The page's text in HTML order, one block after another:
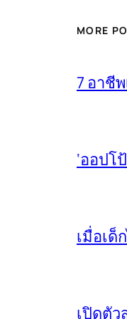
MORE
7 อาชี
‘ออปโ
เมื่อเด็
เปิดตัว